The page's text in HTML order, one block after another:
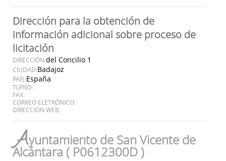
Dirección para la obtención de
información adicional sobre proceso de
licitación
DIRECCIÓN:del Concilio 1
CIUDAD:Badajoz
PAÍS:España
TLFNO:
FAX:
CORREO ELETRÓNICO:
DIRECCIÓN WEB:
Ayuntamiento de San Vicente de
Alcántara ( P0612300D )